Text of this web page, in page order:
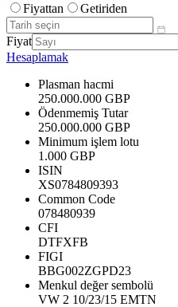
Fiyattan
Getiriden
Fiyat
Hesaplamak
Plasman hacmi
250.000.000 GBP
Ödenmemiş Tutar
250.000.000 GBP
Minimum işlem lotu
1.000 GBP
ISIN
XS0784809393
Common Code
078480939
CFI
DTFXFB
FIGI
BBG002ZGPD23
Menkul değer sembolü
VW 2 10/23/15 EMTN